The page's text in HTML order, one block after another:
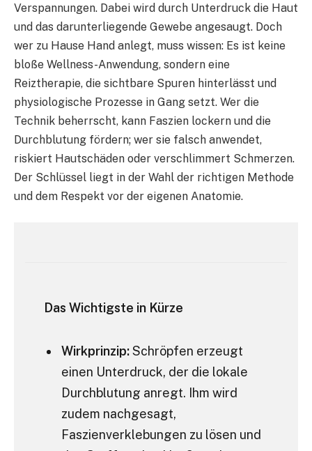
Verspannungen. Dabei wird durch Unterdruck die Haut
und das darunterliegende Gewebe angesaugt. Doch
wer zu Hause Hand anlegt, muss wissen: Es ist keine
bloße Wellness-Anwendung, sondern eine
Reiztherapie, die sichtbare Spuren hinterlässt und
physiologische Prozesse in Gang setzt. Wer die
Technik beherrscht, kann Faszien lockern und die
Durchblutung fördern; wer sie falsch anwendet,
riskiert Hautschäden oder verschlimmert Schmerzen.
Der Schlüssel liegt in der Wahl der richtigen Methode
und dem Respekt vor der eigenen Anatomie.
Das Wichtigste in Kürze
Wirkprinzip:Schröpfen erzeugt
einen Unterdruck, der die lokale
Durchblutung anregt. Ihm wird
zudem nachgesagt,
Faszienverklebungen zu lösen und